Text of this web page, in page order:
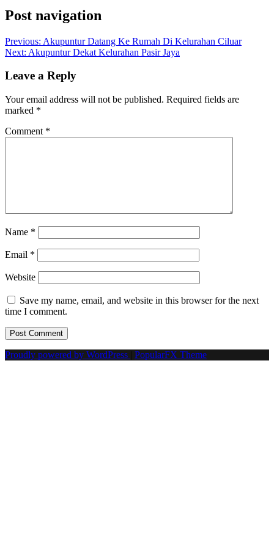
Post navigation
Previous: Akupuntur Datang Ke Rumah Di Kelurahan Ciluar
Next: Akupuntur Dekat Kelurahan Pasir Jaya
Leave a Reply
Your email address will not be published. Required fields are
marked *
Comment *
Name *
Email *
Website
Save my name, email, and website in this browser for the next
time I comment.
Proudly powered by WordPress PopularFX Theme